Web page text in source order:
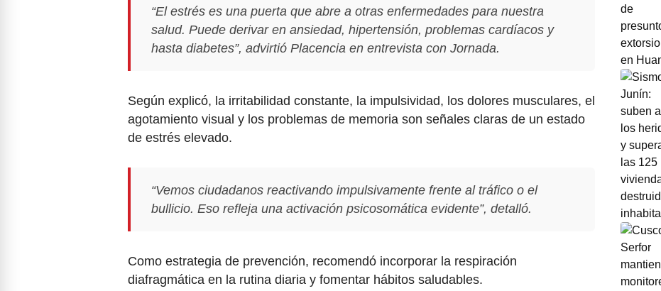
“El estrés es una puerta que abre a otras enfermedades para nuestra
salud. Puede derivar en ansiedad, hipertensión, problemas cardíacos y
hasta diabetes”, advirtió Placencia en entrevista con Jornada.
Según explicó, la irritabilidad constante, la impulsividad, los dolores musculares, el
agotamiento visual y los problemas de memoria son señales claras de un estado
de estrés elevado.
“Vemos ciudadanos reactivando impulsivamente frente al tráfico o el
bullicio. Eso refleja una activación psicosomática evidente”, detalló.
Como estrategia de prevención, recomendó incorporar la respiración
diafragmática en la rutina diaria y fomentar hábitos saludables.